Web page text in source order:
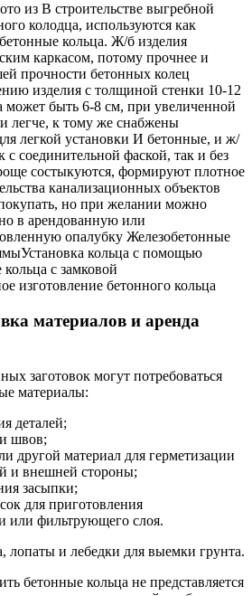
из В строительстве выгребной
колодца, используются как
кольца. Ж/б изделия
каркасом, потому прочнее и
прочности бетонных колец
изделия с толщиной стенки 10-12
быть 6-8 см, при увеличенной
легче, к тому же снабжены
легкой установки И бетонные, и ж/
с соединительной фаской, так и без
состыкуются, формируют плотное
канализационных объектов
но при желании можно
в арендованную или
опалубку Железобетонные
кольца с помощью
с замковой
изготовление бетонного кольца
материалов и аренда
заготовок могут потребоваться
материалы:
деталей;
швов;
другой материал для герметизации
и внешней стороны;
засыпки;
для приготовления
или фильтрующего слоя.
лопаты и лебедки для выемки грунта.
бетонные кольца не представляется